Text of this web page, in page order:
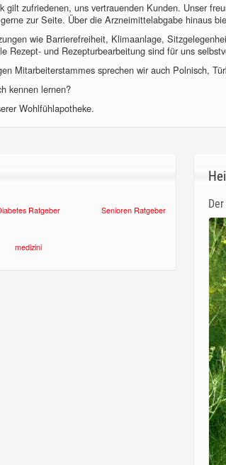
gilt zufriedenen, uns vertrauenden Kunden. Unser
zur Seite. Über die Arzneimittelabgabe hinaus
wie Barrierefreiheit, Klimaanlage,
Rezept- und Rezepturbearbeitung sind für uns
Mitarbeiterstammes sprechen wir auch Polnisch,
kennen lernen?
Wohlfühlapotheke.
Ratgeber Senioren Ratgeber
medizini